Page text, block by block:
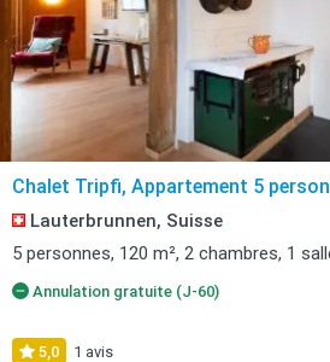
Chalet Tripfi, Appartement 5
Lauterbrunnen, Suisse
5 personnes, 120 m², 2 chambres, 1
Annulation gratuite (J-60)
5,0 1 avis